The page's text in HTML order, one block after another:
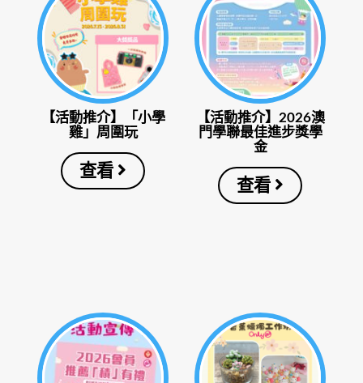
【活動推介】「小學
雞」周圍玩
查看
【活動推介】2026澳
門學聯最佳進步獎學
金
查看